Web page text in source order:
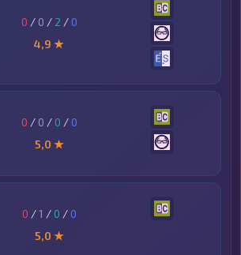
0 / 0 / 2 /0
4,9 ★
0 / 0 / 0 /0
5,0 ★
0 /1 / 0 /0
5,0 ★